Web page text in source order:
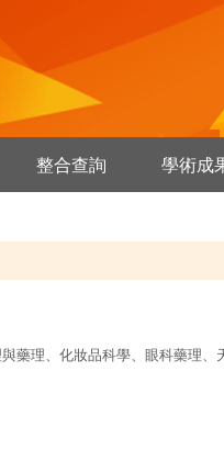
整合查詢 學術成
藥理、化妝品科學、眼科藥理、